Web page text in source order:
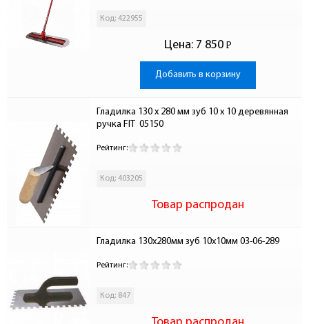
Код: 422955
Цена: 7 850 Р
-
Добавить в корзину
Гладилка 130 x 280 мм зуб 10 x 10 деревянная
ручка FIT  05150
Рейтинг:
Код: 403205
Товар распродан
Гладилка 130х280мм зуб 10х10мм 03-06-289
Рейтинг:
Код: 847